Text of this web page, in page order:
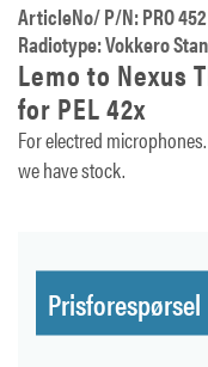
ArticleNo/ P/N: PRO 452
Radiotype: Vokkero
Lemo to Nexus
for PEL 42x
For electred
we have stock.
Prisforespørsel